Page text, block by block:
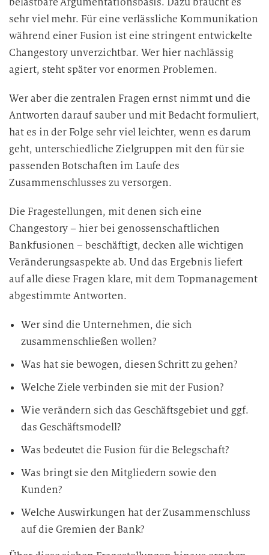
d
i
e
D
t
e
n
v
e
r
i
t
u
n
sehr viel mehr. Für eine verlässliche Kommunikation
während einer Fusion ist eine stringent entwickelte
Changestory unverzichtbar. Wer hier nachlässig
agiert, steht später vor enormen Problemen.
Wer aber die zentralen Fragen ernst nimmt und die
Antworten darauf sauber und mit Bedacht formuliert,
hat es in der Folge sehr viel leichter, wenn es darum
geht, unterschiedliche Zielgruppen mit den für sie
passenden Botschaften im Laufe des
Zusammenschlusses zu versorgen.
Die Fragestellungen, mit denen sich eine
Changestory – hier bei genossenschaftlichen
Bankfusionen – beschäftigt, decken alle wichtigen
Veränderungsaspekte ab. Und das Ergebnis liefert
auf alle diese Fragen klare, mit dem Topmanagement
abgestimmte Antworten.
Wer sind die Unternehmen, die sich
zusammenschließen wollen?
Was hat sie bewogen, diesen Schritt zu gehen?
Welche Ziele verbinden sie mit der Fusion?
Wie verändern sich das Geschäftsgebiet und ggf.
das Geschäftsmodell?
Was bedeutet die Fusion für die Belegschaft?
Was bringt sie den Mitgliedern sowie den
Kunden?
Welche Auswirkungen hat der Zusammenschluss
auf die Gremien der Bank?